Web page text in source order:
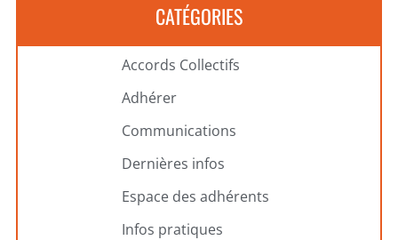
CATÉGORIES
Accords Collectifs
Adhérer
Communications
Dernières infos
Espace des adhérents
Infos pratiques